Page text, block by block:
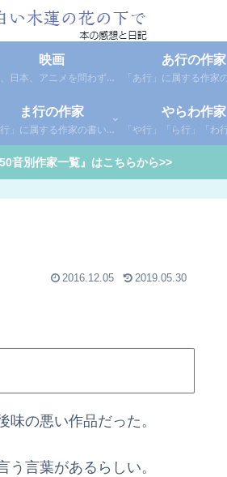
映画
海外、日本、アニメを問わず映画の感想（レビュー）を綴っています。
あ行の作家
ま行の作家
「ま行」に属する作家の書いた本の感想です。さらに「ま」「み」「む」「め」「も」に分類していあります。お好きな作家の作品を探してみてください。
やらわ作家
音別作家一覧』はこちらから>>
2016.12.05 2019.05.30
の悪い作品だった。
言葉があるらしい。